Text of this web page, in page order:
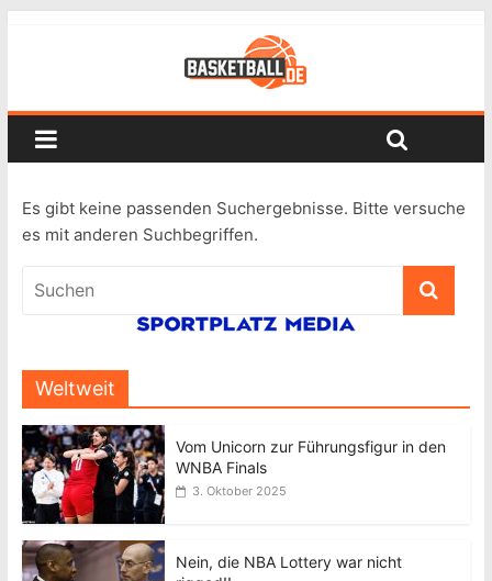
Es gibt keine passenden Suchergebnisse. Bitte versuche
es mit anderen Suchbegriffen.
Weltweit
Vom Unicorn zur Führungsfigur in den
WNBA Finals
3. Oktober 2025
Nein, die NBA Lottery war nicht